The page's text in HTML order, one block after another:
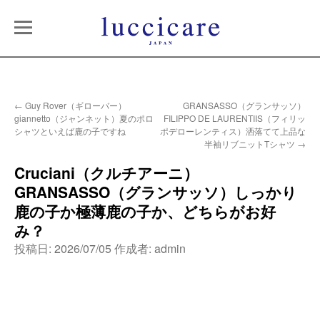
← Guy Rover（ギローバー）
giannetto（ジャンネット）夏のポロ
シャツといえば鹿の子ですね
GRANSASSO（グランサッソ）
FILIPPO DE LAURENTIIS（フィリッ
ポデローレンティス）洒落てて上品な
半袖リブニットTシャツ →
Cruciani（クルチアーニ）
GRANSASSO（グランサッソ）しっかり
鹿の子か極薄鹿の子か、どちらがお好
み？
投稿日: 2026/07/05 作成者: admin